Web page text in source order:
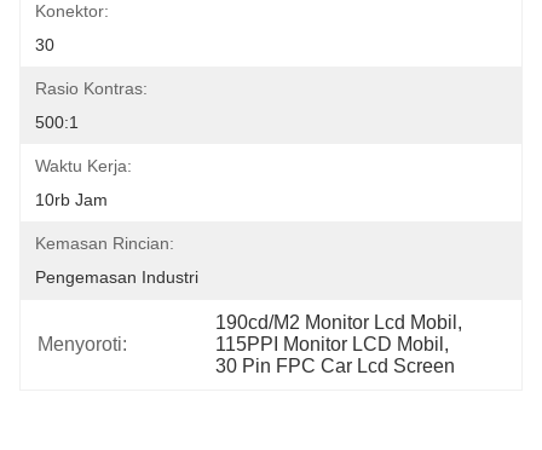
Konektor:
30
Rasio Kontras:
500:1
Waktu Kerja:
10rb Jam
Kemasan Rincian:
Pengemasan Industri
Menyoroti:
190cd/M2 Monitor Lcd Mobil ,
115PPI Monitor LCD Mobil ,
30 Pin FPC Car Lcd Screen